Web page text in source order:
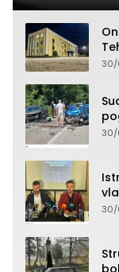
30/
30/
30/